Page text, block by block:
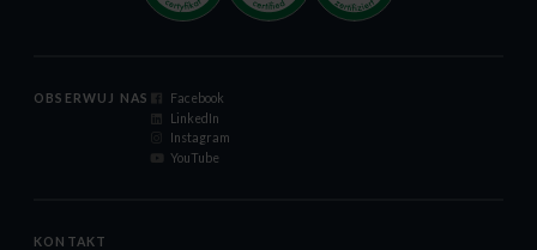
OBSERWUJ NAS
Facebook
LinkedIn
Instagram
YouTube
KONTAKT